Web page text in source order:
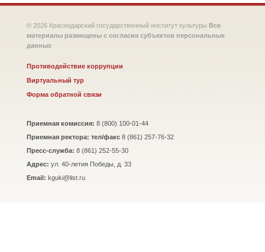
© 2026 Краснодарский государственный институт культуры Все
материалы размещены с согласия субъектов персональных
данных
Противодействие коррупции
Виртуальный тур
Форма обратной связи
Приемная комиссия: 8 (800) 100-01-44
Приемная ректора: тел/факс 8 (861) 257-76-32
Пресс-служба: 8 (861) 252-55-30
Адрес: ул. 40-летия Победы, д. 33
Email: kguki@list.ru